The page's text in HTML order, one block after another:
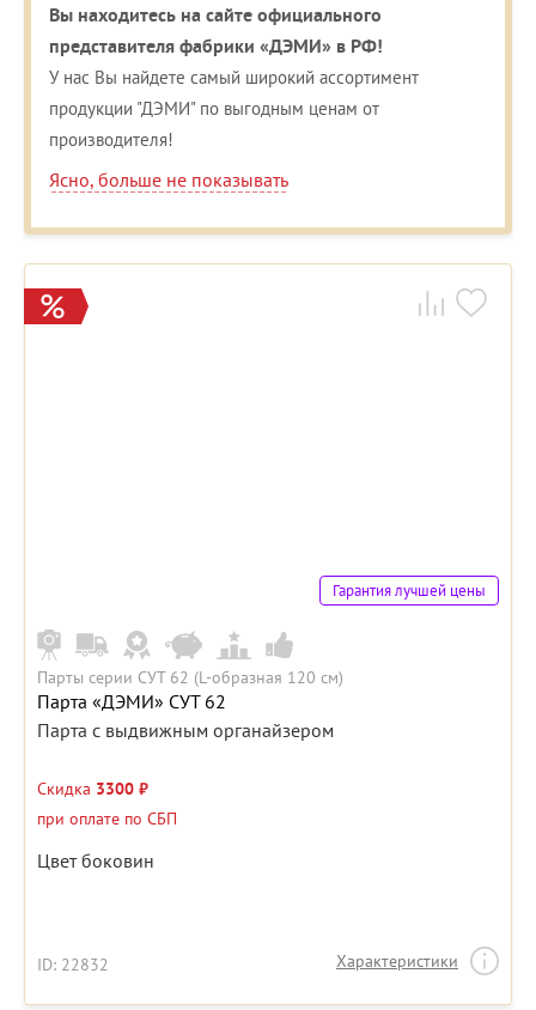
Вы находитесь на сайте официального
представителя фабрики «ДЭМИ» в РФ!
У нас Вы найдете самый широкий ассортимент
продукции "ДЭМИ" по выгодным ценам от
производителя!
Ясно, больше не показывать
Гарантия лучшей цены
Парты серии СУТ 62 (L-образная 120 см)
Парта «ДЭМИ» СУТ 62
Парта с выдвижным органайзером
Скидка 3300 ₽
при оплате по СБП
Цвет боковин
ID: 22832 Характеристики